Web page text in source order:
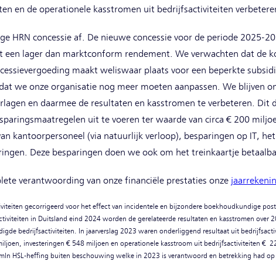
en de operationele kasstromen uit bedrijfsactiviteiten
HRN concessie af. De nieuwe concessie voor de periode 2025-
een lager dan marktconform rendement. We verwachten dat de
maakt weliswaar plaats voor een beperkte
we onze organisatie nog meer moeten aanpassen. We blijven
en daarmee de resultaten en kasstromen te verbeteren. Dit
uit te voeren ter waarde van circa € 200
kantoorpersoneel (via natuurlijk verloop), besparingen op IT,
Deze besparingen doen we ook om het treinkaartje
verantwoording van onze financiële prestaties onze
gecorrigeerd voor het effect van incidentele en bijzondere boekhoudkundige
in Duitsland eind 2024 worden de gerelateerde resultaten en kasstromen over
bedrijfsactiviteiten. In jaarverslag 2023 waren onderliggend resultaat uit
investeringen € 548 miljoen en operationele kasstroom uit bedrijfsactiviteiten €
HSL-heffing buiten beschouwing welke in 2023 is verantwoord en betrekking had op